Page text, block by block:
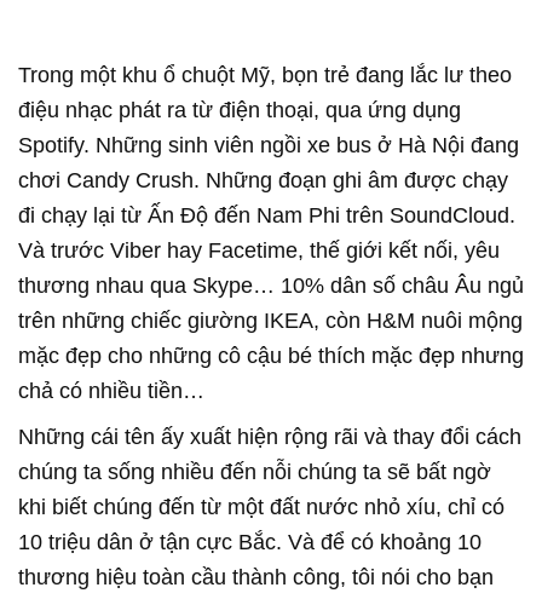
Trong một khu ổ chuột Mỹ, bọn trẻ đang lắc lư theo
điệu nhạc phát ra từ điện thoại, qua ứng dụng
Spotify. Những sinh viên ngồi xe bus ở Hà Nội đang
chơi Candy Crush. Những đoạn ghi âm được chạy
đi chạy lại từ Ấn Độ đến Nam Phi trên SoundCloud.
Và trước Viber hay Facetime, thế giới kết nối, yêu
thương nhau qua Skype… 10% dân số châu Âu ngủ
trên những chiếc giường IKEA, còn H&M nuôi mộng
mặc đẹp cho những cô cậu bé thích mặc đẹp nhưng
chả có nhiều tiền…
Những cái tên ấy xuất hiện rộng rãi và thay đổi cách
chúng ta sống nhiều đến nỗi chúng ta sẽ bất ngờ
khi biết chúng đến từ một đất nước nhỏ xíu, chỉ có
10 triệu dân ở tận cực Bắc. Và để có khoảng 10
thương hiệu toàn cầu thành công, tôi nói cho bạn